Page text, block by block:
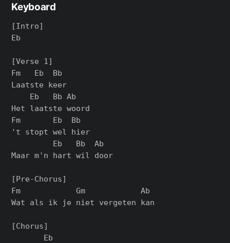
Keyboard
[Intro]
Eb
[Verse 1]
Fm   Eb  Bb
Laatste keer
    Eb   Bb Ab
Het laatste woord
Fm       Eb  Bb
't stopt wel hier
         Eb   Bb  Ab
Maar m'n hart wil door
[Pre-Chorus]
Fm            Gm            Ab
Wat als ik je niet vergeten kan
[Chorus]
       Eb